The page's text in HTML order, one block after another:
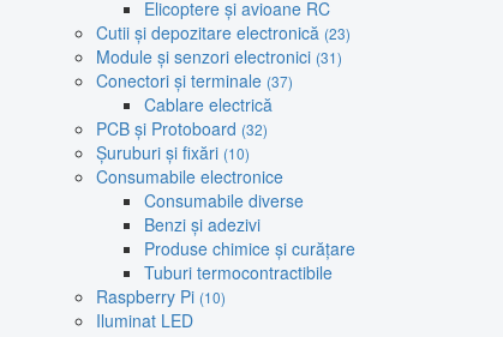
Elicoptere și avioane RC
Cutii și depozitare electronică (23)
Module și senzori electronici (31)
Conectori și terminale (37)
Cablare electrică
PCB și Protoboard (32)
Șuruburi și fixări (10)
Consumabile electronice
Consumabile diverse
Benzi și adezivi
Produse chimice și curățare
Tuburi termocontractibile
Raspberry Pi (10)
Iluminat LED